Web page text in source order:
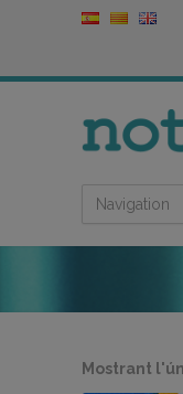
Mostrant